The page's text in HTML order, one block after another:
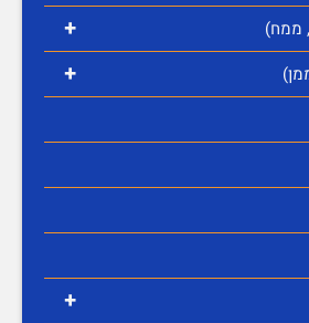
+ ממח)
+
+